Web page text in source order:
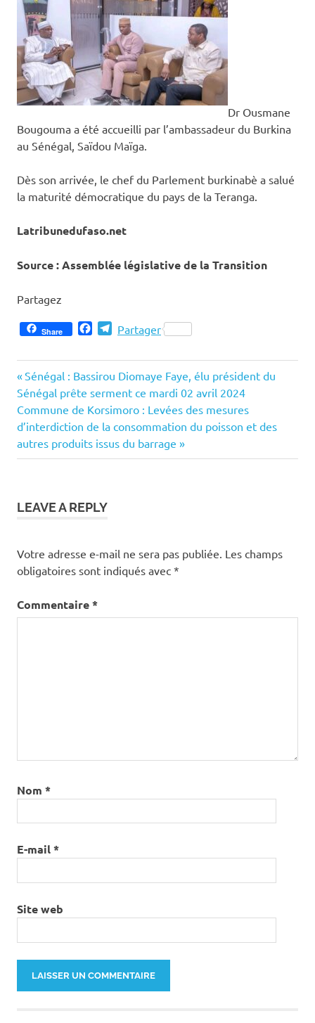
Dr Ousmane
Bougouma a été accueilli par l’ambassadeur du Burkina
au Sénégal, Saïdou Maïga.
Dès son arrivée, le chef du Parlement burkinabè a salué
la maturité démocratique du pays de la Teranga.
Latribunedufaso.net
Source : Assemblée législative de la Transition
Partagez
Share FacebookTelegram
Partager
Navigation
de
l’article
Previous
Post:
Sénégal : Bassirou Diomaye Faye, élu président du
Sénégal prête serment ce mardi 02 avril 2024
Next
Post:
Commune de Korsimoro : Levées des mesures
d’interdiction de la consommation du poisson et des
autres produits issus du barrage
LEAVE A REPLY
Votre adresse e-mail ne sera pas publiée. Les champs
obligatoires sont indiqués avec *
Commentaire*
Nom *
E-mail*
Site web